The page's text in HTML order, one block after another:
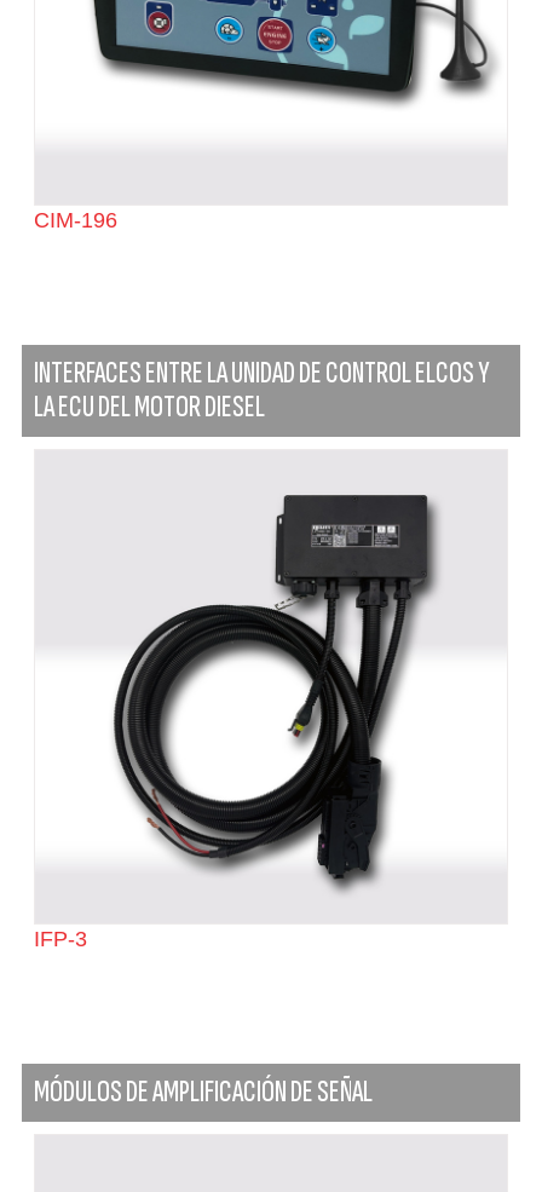
CIM-196
INTERFACES ENTRE LA UNIDAD DE CONTROL ELCOS Y
LA ECU DEL MOTOR DIESEL
IFP-3
MÓDULOS DE AMPLIFICACIÓN DE SEÑAL